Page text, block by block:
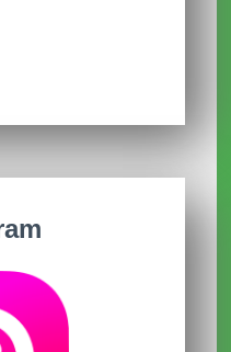
Webuntis